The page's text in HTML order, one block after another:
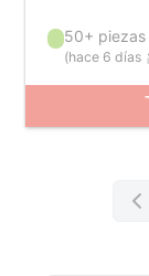
50+
(hace 6 días